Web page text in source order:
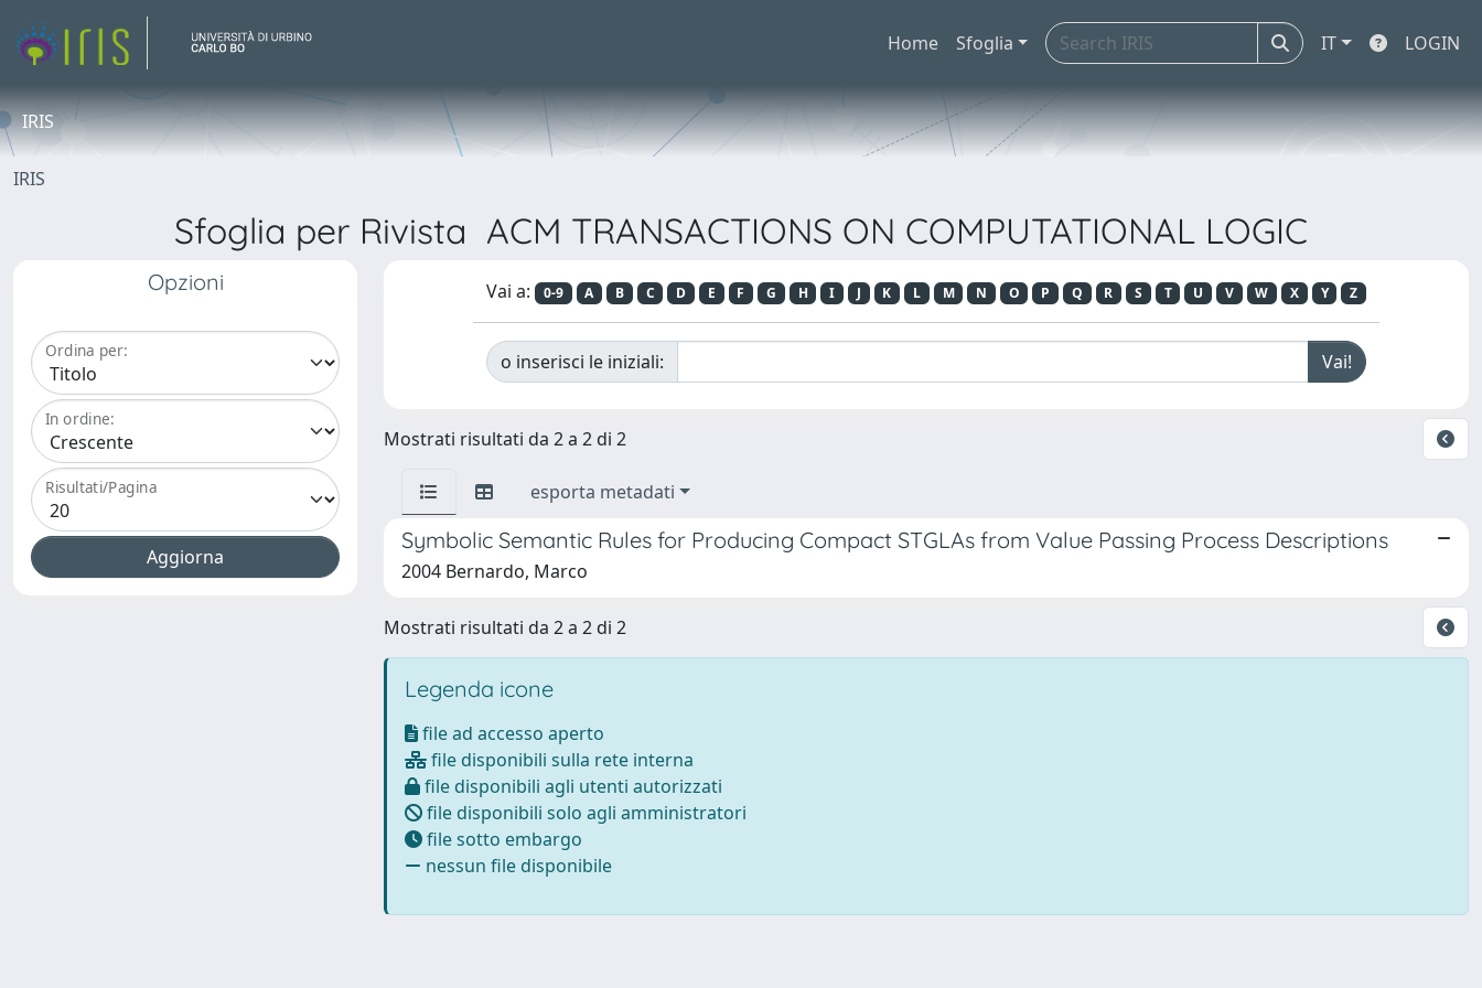
Home Sfoglia IT LOGIN
IRIS
IRIS
Sfoglia per Rivista ACM TRANSACTIONS ON COMPUTATIONAL LOGIC
Opzioni
Ordina per:
In ordine:
Risultati/Pagina
Vai a: 0-9 A B C D E F G H I J K L M N O P Q R S T U V W X Y Z
o inserisci le iniziali:
Mostrati risultati da 2 a 2 di 2
esporta metadati
Symbolic Semantic Rules for Producing Compact STGLAs from Value Passing Process Descriptions
2004 Bernardo, Marco
Mostrati risultati da 2 a 2 di 2
Legenda icone
file ad accesso aperto
file disponibili sulla rete interna
file disponibili agli utenti autorizzati
file disponibili solo agli amministratori
file sotto embargo
nessun file disponibile